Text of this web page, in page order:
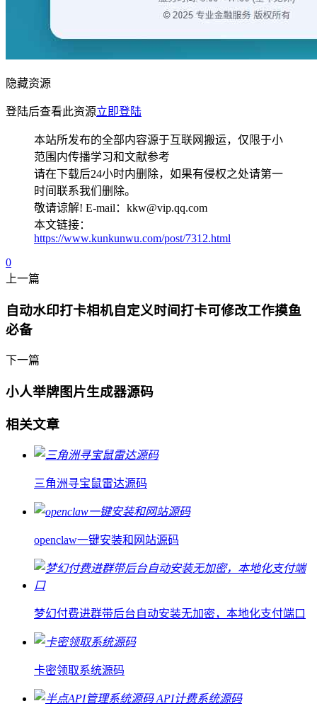
隐藏资源
登陆后查看此资源立即登陆
本站所发布的全部内容源于互联网搬运，仅限于小
范围内传播学习和文献参考
请在下载后24小时内删除，如果有侵权之处请第一
时间联系我们删除。
敬请谅解! E-mail：kkw@vip.qq.com
本文链接：
https://www.kunkunwu.com/post/7312.html
0
上一篇
自动水印打卡相机自定义时间打卡可修改工作摸鱼
必备
下一篇
小人举牌图片生成器源码
相关文章
三角洲寻宝鼠雷达源码
openclaw一键安装和网站源码
梦幻付费进群带后台自动安装无加密，本地化支付端口
卡密领取系统源码